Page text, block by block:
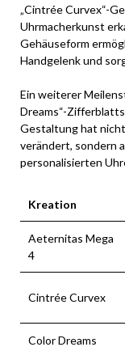
„Cintrée Curvex“-
Uhrmacherkunst
Gehäuseform
Handgelenk und
Ein weiterer
Dreams“-
Gestaltung hat
verändert, sondern
personalisierten
Kreation
Aeternitas Mega
4
Cintrée Curvex
Color Dreams